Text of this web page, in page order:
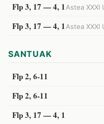
Flp 3, 17 — 4, 1Astea XXXI
Flp 3, 17 — 4, 1Astea XXXI
SANTUAK
Flp 2, 6-11
Flp 2, 6-11
Flp 3, 17 — 4, 1